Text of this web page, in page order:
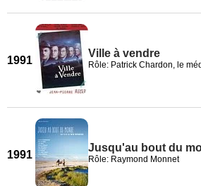
1991
Ville à vendre
Rôle: Patrick Chardon, le
1991
Jusqu'au bout du
Rôle: Raymond Monnet